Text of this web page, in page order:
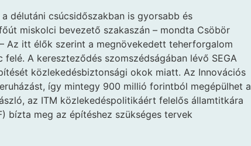
délutáni csúcsidőszakban is gyorsabb és
miskolci bevezető szakaszán – mondta Csöbör
Az itt élők szerint a megnövekedett teherforgalom
A kereszteződés szomszédságában lévő SEGA
közlekedésbiztonsági okok miatt. Az Innovációs
így mintegy 900 millió forintból megépülhet a
az ITM közlekedéspolitikáért felelős államtitkára
bízta meg az építéshez szükséges tervek